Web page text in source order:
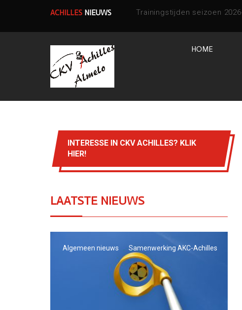
ACHILLES NIEUWS
HOME
INTERESSE IN CKV ACHILLES? KLIK
HIER!
LAATSTE NIEUWS
Algemeen nieuws Samenwerking AKC-Achilles